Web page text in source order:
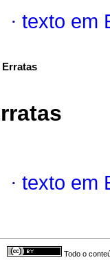
· texto em
Erratas
· texto em
Todo o